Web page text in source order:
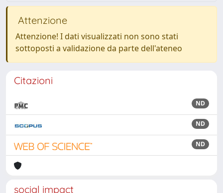
Attenzione
Attenzione! I dati visualizzati non sono stati
sottoposti a validazione da parte dell'ateneo
Citazioni
ND
ND
ND
social impact